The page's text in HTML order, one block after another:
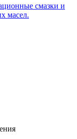
смазки и
масел.